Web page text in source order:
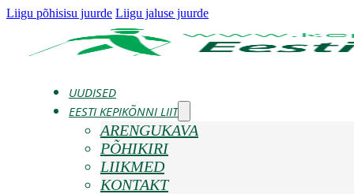
Liigu põhisisu juurde Liigu jaluse juurde
UUDISED
EESTI KEPIKÕNNI LIIT
ARENGUKAVA
PÕHIKIRI
LIIKMED
KONTAKT